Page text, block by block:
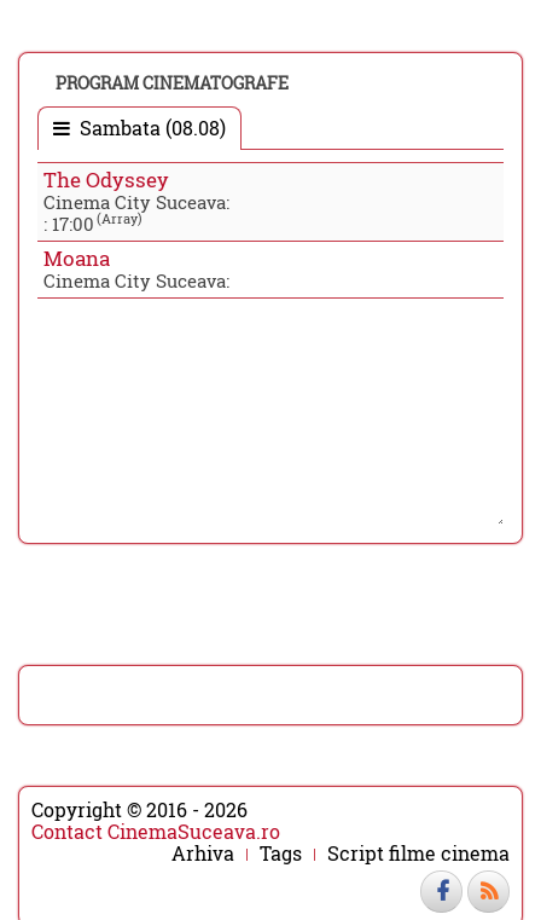
PROGRAM CINEMATOGRAFE
Sambata (08.08)
The Odyssey
Cinema City Suceava:
: 17:00 (Array)
Moana
Cinema City Suceava:
Copyright © 2016 - 2026
Contact CinemaSuceava.ro
Arhiva
Tags Script filme cinema